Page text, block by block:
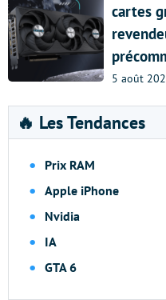
cartes
5 août
🔥 Les Tendances
Prix RAM
Apple iPhone
Nvidia
IA
GTA 6